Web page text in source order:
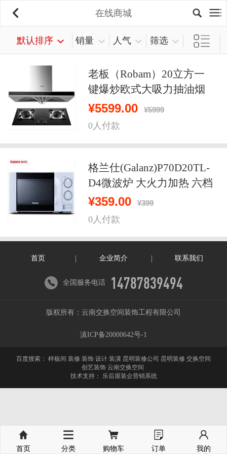
在线商城
默认排序 销量 人气 筛选
老板（Robam）20立方一
键爆炒欧式大吸力抽油烟
机燃气灶具套装
¥5599.00 ¥5999
0人付款
格兰仕(Galanz)P70D20TL-
D4微波炉 大火力加热 六档
控温 国家标准尺寸
¥359.00 ¥399
0人付款
首页 企业简介 联系我们
全国服务电话 14787839494
版权所有：云南交换空间装饰工程有限公司
滇ICP备20000642号-1
百度搜索： 样板间 装修 装饰 设计 装潢 昆明装修公司 昆明装修 交换空间
创艺装饰 云南交换空间
技术支持：
乐后屋装企营销系统
首页 分类 购物车 订单 我的